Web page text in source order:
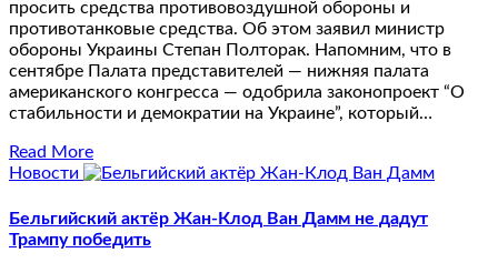
просить средства противовоздушной обороны и
противотанковые средства. Об этом заявил министр
обороны Украины Степан Полторак. Напомним, что в
сентябре Палата представителей — нижняя палата
американского конгресса — одобрила законопроект “О
стабильности и демократии на Украине”, который…
Read More
Новости
Бельгийский актёр Жан-Клод Ван Дамм не дадут
Трампу победить